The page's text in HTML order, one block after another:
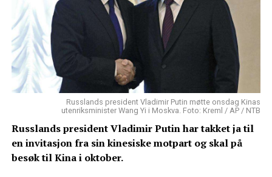
Russlands president Vladimir Putin møtte onsdag Kinas
utenriksminister Wang Yi i Moskva. Foto: Kreml / AP / NTB
Russlands president Vladimir Putin har takket ja til
en invitasjon fra sin kinesiske motpart og skal på
besøk til Kina i oktober.